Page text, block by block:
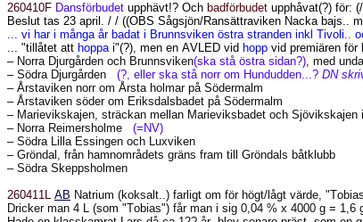
260410F Dansförbudet upphävt!? Och badförbudet upphåvat(?) för: (/
Beslut tas 23 april. / / ((OBS Sågsjön/Ransättraviken Nacka bajs..
... vi har i många år badat i Brunnsviken östra stranden inkl Tivoli..
... "tillåtet att hoppai"(?), men en AVLED vid hopp vid premiären för
– Norra Djurgården och Brunnsviken(ska stå östra sidan?), med
– Södra Djurgården
(?, eller ska stå norr om Hundudden...? DN
– Årstaviken norr om Årsta holmar på Södermalm
– Årstaviken söder om Eriksdalsbadet på Södermalm
– Marievikskajen, sträckan mellan Marieviksbadet och Sjövikskajen
– Norra Reimersholme
(=NV)
– Södra Lilla Essingen och Luxviken
– Gröndal, från hamnområdets gräns fram till Gröndals båtklubb
– Södra Skeppsholmen
260411L AB Natrium (koksalt..) farligt om för högt/lågt värde,
Dricker man 4 L (som "Tobias") får man i sig 0,04 % x 4000 g =